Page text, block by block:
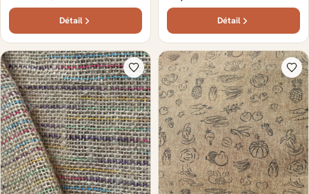
Détail Détail